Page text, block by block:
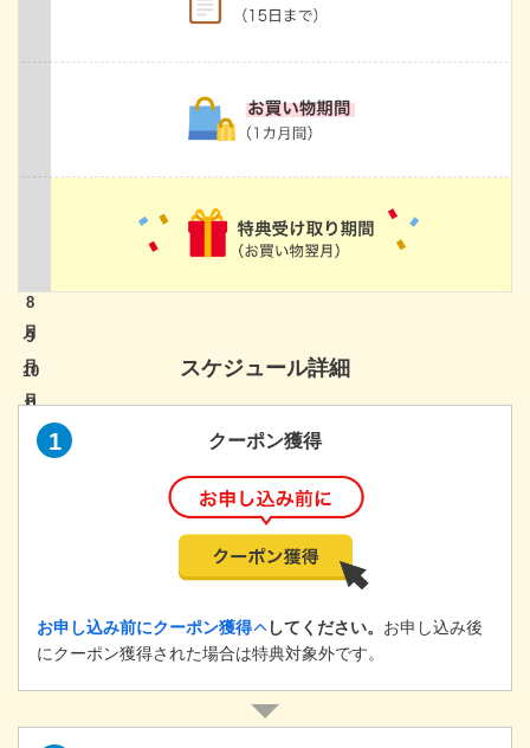
8
9
10
11
12
スケジュール詳細
1 クーポン獲得
お申し込み前にクーポン獲得 してください。 お申し込み後
にクーポン獲得された場合は特典対象外です。